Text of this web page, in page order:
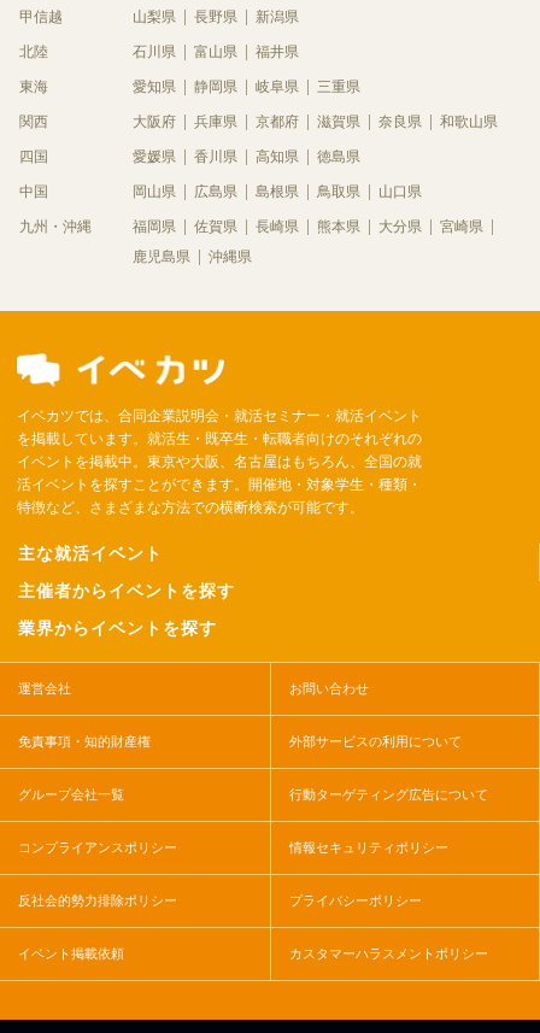
甲信越 山梨県 長野県 新潟県
北陸 石川県 富山県 福井県
東海 愛知県 静岡県 岐阜県 三重県
関西 大阪府 兵庫県 京都府 滋賀県 奈良県 和歌山県
四国 愛媛県 香川県 高知県 徳島県
中国 岡山県 広島県 島根県 鳥取県 山口県
九州・沖縄 福岡県 佐賀県 長崎県 熊本県 大分県
宮崎県
鹿児島県
沖縄県
イベカツでは、合同企業説明会・就活セミナー・就活イベント
を掲載しています。就活生・既卒生・転職者向けのそれぞれの
イベントを掲載中。東京や大阪、名古屋はもちろん、全国の就
活イベントを探すことができます。開催地・対象学生・種類・
特徴など、さまざまな方法での横断検索が可能です。
主な就活イベント
主催者からイベントを探す
業界からイベントを探す
運営会社 お問い合わせ
免責事項・知的財産権 外部サービスの利用について
グループ会社一覧 行動ターゲティング広告について
コンプライアンスポリシー 情報セキュリティポリシー
反社会的勢力排除ポリシー プライバシーポリシー
イベント掲載依頼 カスタマーハラスメントポリシー